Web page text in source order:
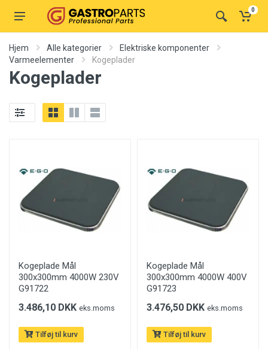
0
Hjem Alle kategorier
Elektriske komponenter
Varmeelementer
Kogeplader
Kogeplader
Kogeplade Mål
300x300mm 4000W 230V
G91722
3.486,10 DKK eks.moms
Tilføj til kurv
Kogeplade Mål
300x300mm 4000W 400V
G91723
3.476,50 DKK eks.moms
Tilføj til kurv